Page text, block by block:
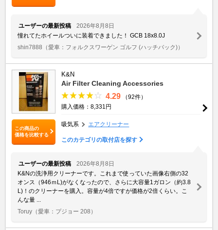
ユーザーの最新投稿
2026年8月8日
憧れてたホイールついに装着できました！ GCB 18x8.0J
shin7888 （愛車：フォルクスワーゲン ゴルフ (ハッチバック)）
この商品の
価格を比較する
K&N
Air Filter Cleaning Accessories
4.29
（92件）
購入価格：8,331円
吸気系 エアクリーナー
このカテゴリの取付店を探す
ユーザーの最新投稿
2026年8月8日
K&Nの洗浄用クリーナーです。これまで使っていた画像右側の32
オンス（946ｍL)がなくなったので、さらに大容量1ガロン（約3.8
L)！のクリーナーを購入。容量が4倍ですが価格が2倍くらい。こ
んな量 ...
Toruy （愛車：プジョー 208）